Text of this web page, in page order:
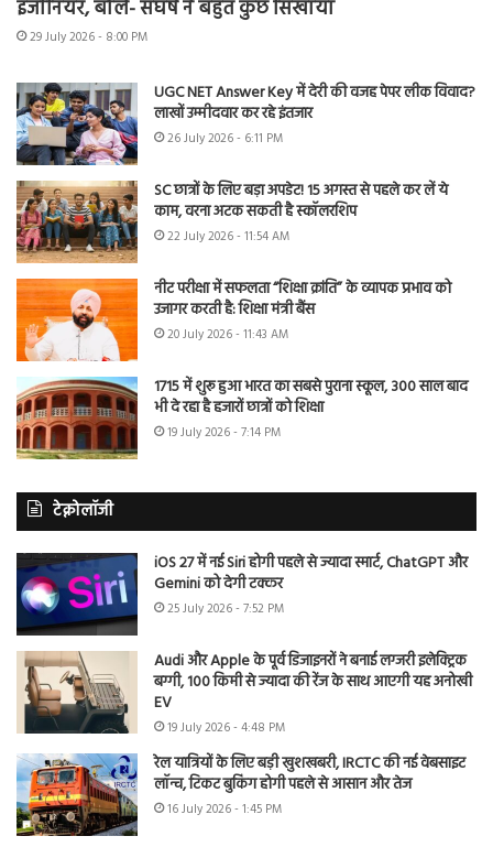
इंजीनियर, बोले- संघर्ष ने बहुत कुछ सिखाया
29 July 2026 - 8:00 PM
UGC NET Answer Key में देरी की वजह पेपर लीक विवाद?
लाखों उम्मीदवार कर रहे इंतजार
26 July 2026 - 6:11 PM
SC छात्रों के लिए बड़ा अपडेट! 15 अगस्त से पहले कर लें ये
काम, वरना अटक सकती है स्कॉलरशिप
22 July 2026 - 11:54 AM
नीट परीक्षा में सफलता “शिक्षा क्रांति” के व्यापक प्रभाव को
उजागर करती है: शिक्षा मंत्री बैंस
20 July 2026 - 11:43 AM
1715 में शुरू हुआ भारत का सबसे पुराना स्कूल, 300 साल बाद
भी दे रहा है हजारों छात्रों को शिक्षा
19 July 2026 - 7:14 PM
टेक्नोलॉजी
iOS 27 में नई Siri होगी पहले से ज्यादा स्मार्ट, ChatGPT और
Gemini को देगी टक्कर
25 July 2026 - 7:52 PM
Audi और Apple के पूर्व डिजाइनरों ने बनाई लग्जरी इलेक्ट्रिक
बग्गी, 100 किमी से ज्यादा की रेंज के साथ आएगी यह अनोखी
EV
19 July 2026 - 4:48 PM
रेल यात्रियों के लिए बड़ी खुशखबरी, IRCTC की नई वेबसाइट
लॉन्च, टिकट बुकिंग होगी पहले से आसान और तेज
16 July 2026 - 1:45 PM